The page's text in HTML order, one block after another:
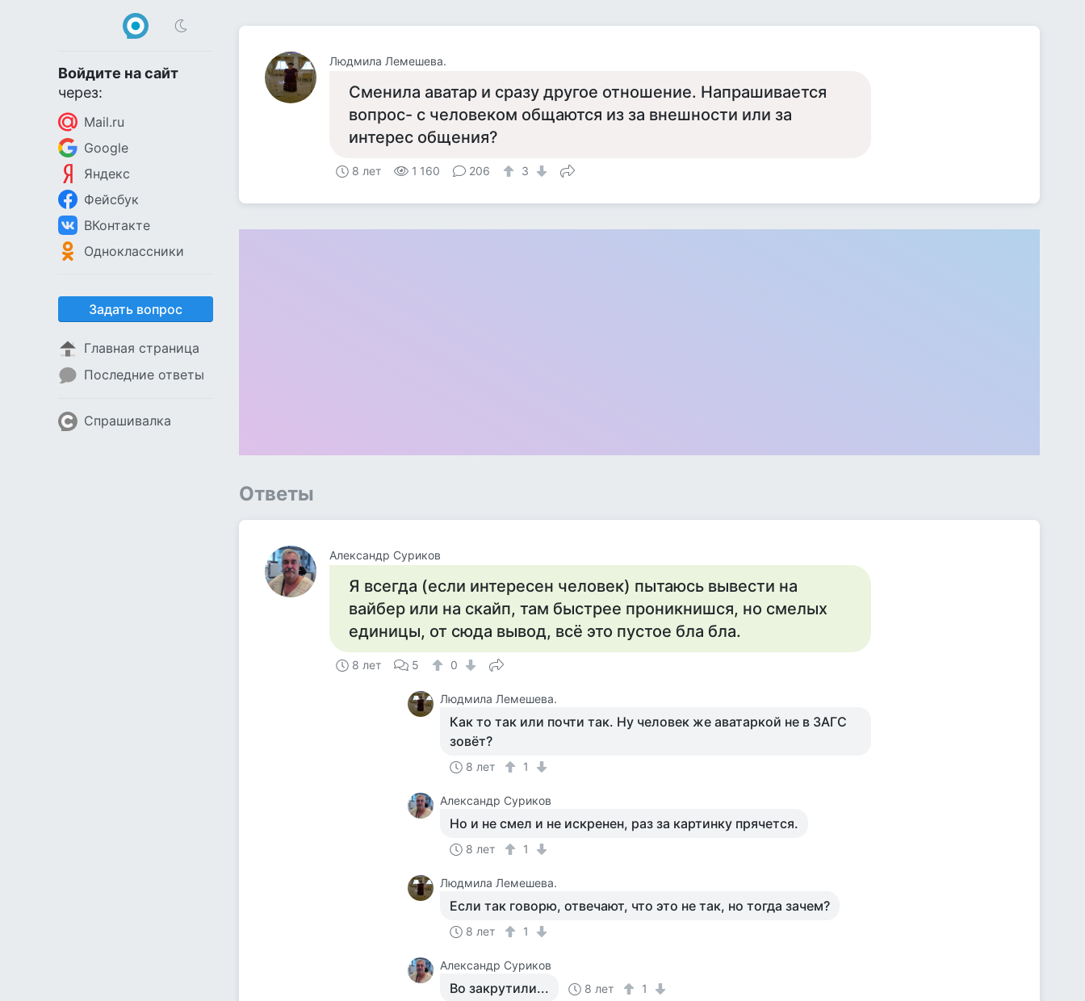
Войдите на сайт
через:
Mail.ru
Google
Яндекс
Фейсбук
ВКонтакте
Одноклассники
Задать вопрос
Главная страница
Последние ответы
Спрашивалка
Людмила Лемешева.
Сменила аватар и сразу другое отношение. Напрашивается
вопрос- с человеком общаются из за внешности или за
интерес общения?
8 лет 1 160 206 3
Ответы
Александр Суриков
Я всегда (если интересен человек) пытаюсь вывести на
вайбер или на скайп, там быстрее проникнишся, но смелых
единицы, от сюда вывод, всё это пустое бла бла.
8 лет 5 0
Людмила Лемешева.
Как то так или почти так. Ну человек же аватаркой не в ЗАГС
зовёт?
8 лет 1
Александр Суриков
Но и не смел и не искренен, раз за картинку прячется.
8 лет 1
Людмила Лемешева.
Если так говорю, отвечают, что это не так, но тогда зачем?
8 лет 1
Александр Суриков
Во закрутили... 8 лет 1